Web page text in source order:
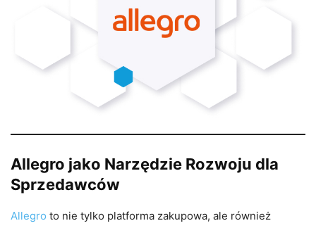
Allegro jako Narzędzie Rozwoju dla
Sprzedawców
Allegro to nie tylko platforma zakupowa, ale również